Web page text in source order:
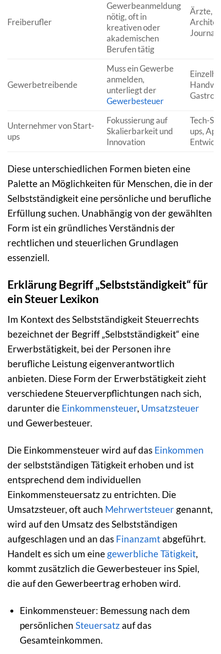
Freiberufler
Gewerbeanmeldung
nötig, oft in
kreativen oder
akademischen
Berufen tätig
Ärzte,
Gewerbetreibende
Muss ein Gewerbe
anmelden,
unterliegt der
Gewerbesteuer
Unternehmer von Start-
ups
Fokussierung auf
Skalierbarkeit und
Innovation
Tech-
ups,
Diese unterschiedlichen Formen bieten eine
Palette an Möglichkeiten für Menschen, die in der
Selbstständigkeit eine persönliche und berufliche
Erfüllung suchen. Unabhängig von der gewählten
Form ist ein gründliches Verständnis der
rechtlichen und steuerlichen Grundlagen
essenziell.
Erklärung Begriff „Selbstständigkeit“ für
ein Steuer Lexikon
Im Kontext des Selbstständigkeit Steuerrechts
bezeichnet der Begriff „Selbstständigkeit“ eine
Erwerbstätigkeit, bei der Personen ihre
berufliche Leistung eigenverantwortlich
anbieten. Diese Form der Erwerbstätigkeit zieht
verschiedene Steuerverpflichtungen nach sich,
darunter die Einkommensteuer, Umsatzsteuer
und Gewerbesteuer.
Die Einkommensteuer wird auf das Einkommen
der selbstständigen Tätigkeit erhoben und ist
entsprechend dem individuellen
Einkommensteuersatz zu entrichten. Die
Umsatzsteuer, oft auch Mehrwertsteuer genannt,
wird auf den Umsatz des Selbstständigen
aufgeschlagen und an das Finanzamt abgeführt.
Handelt es sich um eine gewerbliche Tätigkeit,
kommt zusätzlich die Gewerbesteuer ins Spiel,
die auf den Gewerbeertrag erhoben wird.
Einkommensteuer: Bemessung nach dem
persönlichen Steuersatzauf das
Gesamteinkommen.